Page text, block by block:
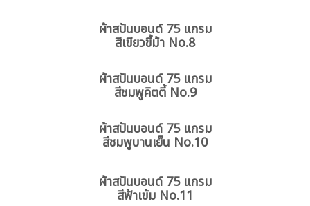
ผ้าสปันบอนด์ 75 แกรม
สีเขียวขี้ม้า No.8
ผ้าสปันบอนด์ 75 แกรม
สีชมพูคิตตี้ No.9
ผ้าสปันบอนด์ 75 แกรม
สีชมพูบานเย็น No.10
ผ้าสปันบอนด์ 75 แกรม
สีฟ้าเข้ม No.11